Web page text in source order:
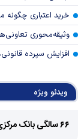
خرید اعتباری چگونه
وثیقه‌محوری
افزایش سپرده
ویدئو ویژه
۶۶ سالگی بانک مرکزی